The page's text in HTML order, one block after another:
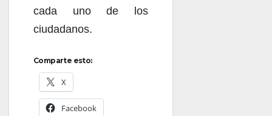
cada uno de los
ciudadanos.
Comparte esto:
X
Facebook